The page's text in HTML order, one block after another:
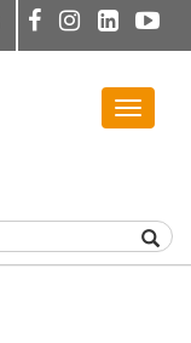
Toggle